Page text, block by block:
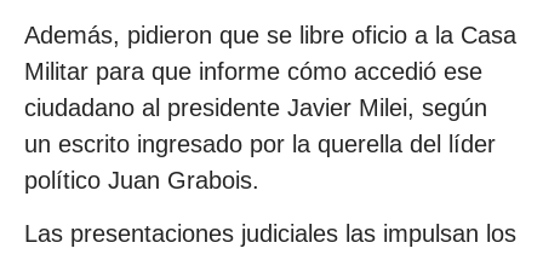
Además, pidieron que se libre oficio a la Casa
Militar para que informe cómo accedió ese
ciudadano al presidente Javier Milei, según
un escrito ingresado por la querella del líder
político Juan Grabois.
Las presentaciones judiciales las impulsan los